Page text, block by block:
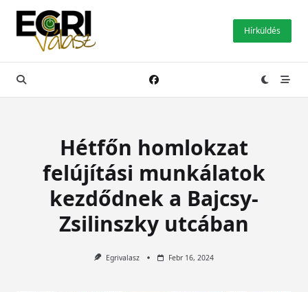
Skip
content
Hírküldés
Hétfőn homlokzat
felújítási munkálatok
kezdődnek a Bajcsy-
Zsilinszky utcában
Egrivalasz Febr 16, 2024